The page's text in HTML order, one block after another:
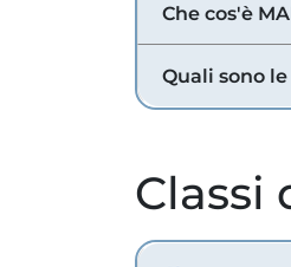
Che cos'è
Quali sono
Classi